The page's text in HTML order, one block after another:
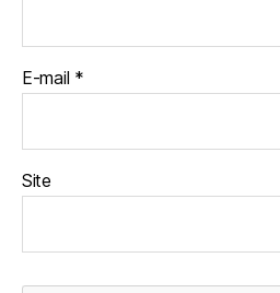
E-mail *
Site